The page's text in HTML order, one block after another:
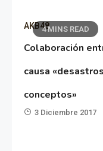
4 MINS READ
AKB48
Colaboración
causa
conceptos»
3 Diciembre 2017